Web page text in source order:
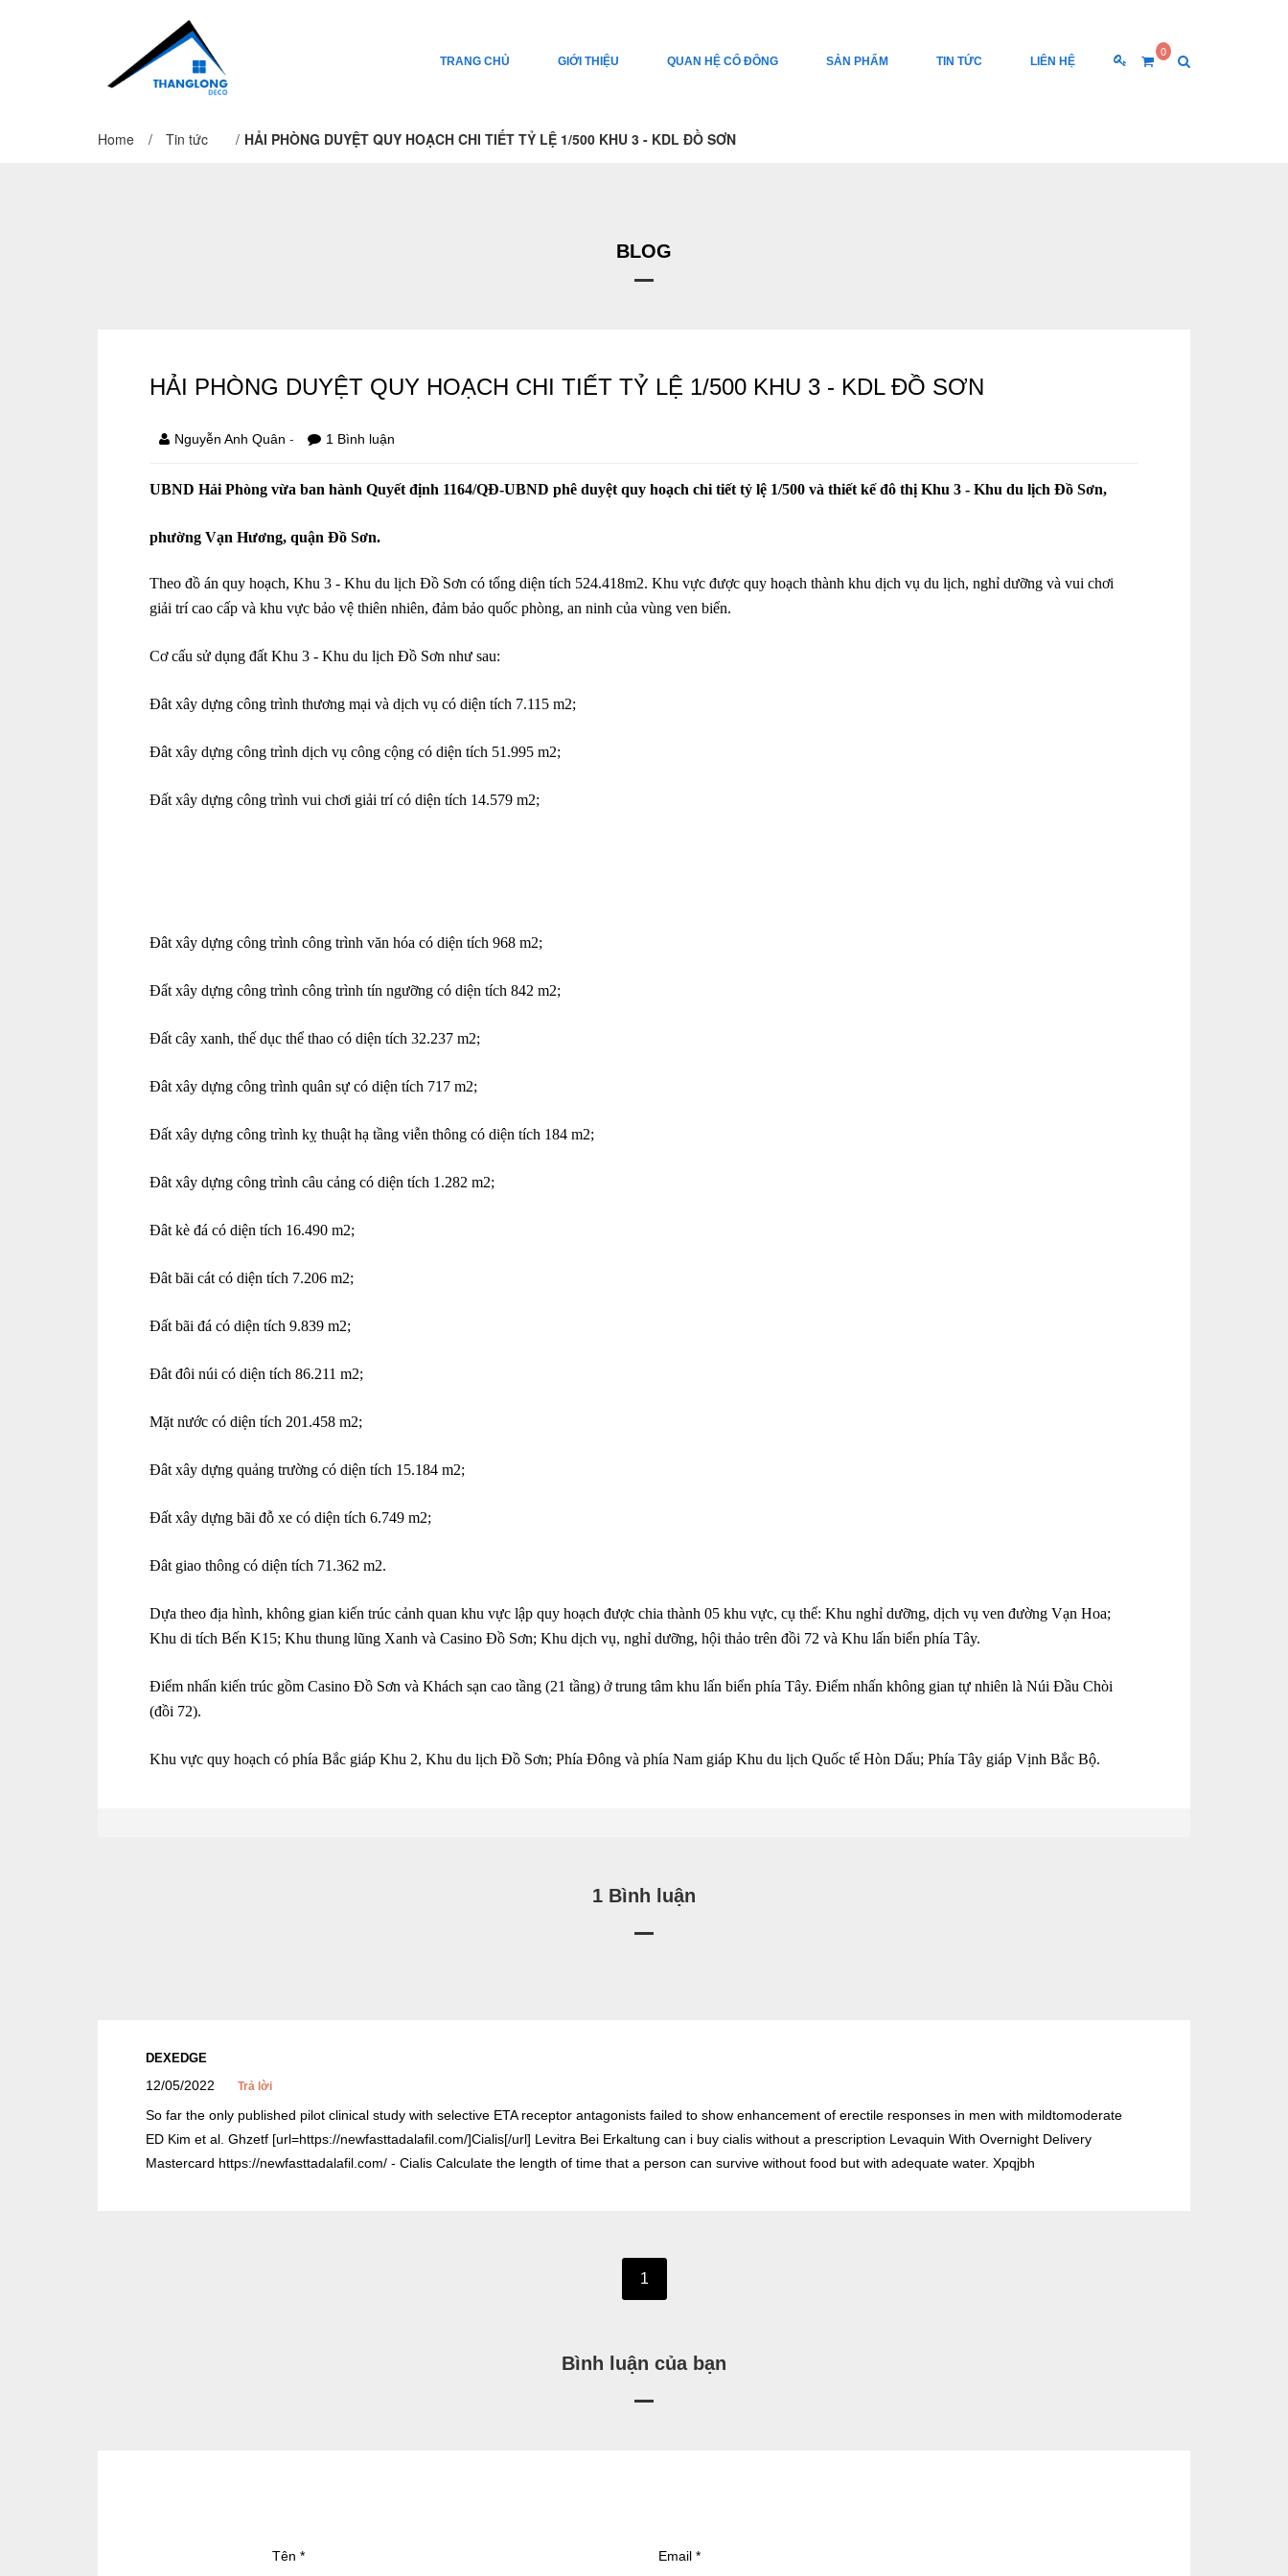
0
TRANG CHỦ GIỚI THIỆU QUAN HỆ CỔ ĐÔNG SẢN PHẨM TIN TỨC LIÊN HỆ
Home / Tin tức / HẢI PHÒNG DUYỆT QUY HOẠCH CHI TIẾT TỶ LỆ 1/500 KHU 3 - KDL ĐỒ SƠN
BLOG
HẢI PHÒNG DUYỆT QUY HOẠCH CHI TIẾT TỶ LỆ 1/500 KHU 3 - KDL ĐỒ SƠN
Nguyễn Anh Quân - 1 Bình luận
UBND Hải Phòng vừa ban hành Quyết định 1164/QĐ-UBND phê duyệt quy hoạch chi tiết tỷ lệ 1/500 và thiết kế đô thị Khu 3 - Khu du lịch Đồ Sơn,
phường Vạn Hương, quận Đồ Sơn.
Theo đồ án quy hoạch, Khu 3 - Khu du lịch Đồ Sơn có tổng diện tích 524.418m2. Khu vực được quy hoạch thành khu dịch vụ du lịch, nghỉ dưỡng và vui chơi
giải trí cao cấp và khu vực bảo vệ thiên nhiên, đảm bảo quốc phòng, an ninh của vùng ven biển.
Cơ cấu sử dụng đất Khu 3 - Khu du lịch Đồ Sơn như sau:
Đât xây dựng công trình thương mại và dịch vụ có diện tích 7.115 m2;
Đât xây dựng công trình dịch vụ công cộng có diện tích 51.995 m2;
Đất xây dựng công trình vui chơi giải trí có diện tích 14.579 m2;
Đât xây dựng công trình công trình văn hóa có diện tích 968 m2;
Đẩt xây dựng công trình công trình tín ngưỡng có diện tích 842 m2;
Đất cây xanh, thế dục thể thao có diện tích 32.237 m2;
Đât xây dựng công trình quân sự có diện tích 717 m2;
Đất xây dựng công trình kỵ thuật hạ tầng viễn thông có diện tích 184 m2;
Đât xây dựng công trình câu cảng có diện tích 1.282 m2;
Đât kè đá có diện tích 16.490 m2;
Đât bãi cát có diện tích 7.206 m2;
Đất bãi đá có diện tích 9.839 m2;
Đât đôi núi có diện tích 86.211 m2;
Mặt nước có diện tích 201.458 m2;
Đât xây dựng quảng trường có diện tích 15.184 m2;
Đất xây dựng bãi đỗ xe có diện tích 6.749 m2;
Đât giao thông có diện tích 71.362 m2.
Dựa theo địa hình, không gian kiến trúc cảnh quan khu vực lập quy hoạch được chia thành 05 khu vực, cụ thể: Khu nghỉ dưỡng, dịch vụ ven đường Vạn Hoa;
Khu di tích Bến K15; Khu thung lũng Xanh và Casino Đồ Sơn; Khu dịch vụ, nghỉ dưỡng, hội thảo trên đồi 72 và Khu lấn biển phía Tây.
Điểm nhấn kiến trúc gồm Casino Đồ Sơn và Khách sạn cao tầng (21 tầng) ở trung tâm khu lấn biển phía Tây. Điểm nhấn không gian tự nhiên là Núi Đầu Chòi
(đồi 72).
Khu vực quy hoạch có phía Bắc giáp Khu 2, Khu du lịch Đồ Sơn; Phía Đông và phía Nam giáp Khu du lịch Quốc tế Hòn Dấu; Phía Tây giáp Vịnh Bắc Bộ.
1 Bình luận
DEXEDGE
12/05/2022 Trả lời
So far the only published pilot clinical study with selective ETA receptor antagonists failed to show enhancement of erectile responses in men with mildtomoderate
ED Kim et al. Ghzetf [url=https://newfasttadalafil.com/]Cialis[/url] Levitra Bei Erkaltung can i buy cialis without a prescription Levaquin With Overnight Delivery
Mastercard https://newfasttadalafil.com/ - Cialis Calculate the length of time that a person can survive without food but with adequate water. Xpqjbh
1
Bình luận của bạn
Tên* Email *